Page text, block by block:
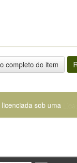
completo do item
sob uma